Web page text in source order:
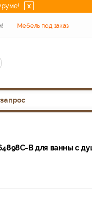
x
Мебель под заказ
B для ванны с